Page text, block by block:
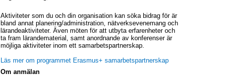
Aktiviteter som du och din organisation kan söka bidrag för är
bland annat planering/administration, nätverksevenemang och
lärandeaktiviteter. Även möten för att utbyta erfarenheter och
ta fram lärandematerial, samt anordnande av konferenser är
möjliga aktiviteter inom ett samarbetspartnerskap.
Läs mer om programmet Erasmus+ samarbetspartnerskap
Om anmälan